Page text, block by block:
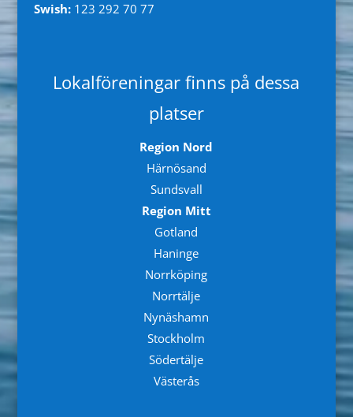
Swish:123 292 70 77
Lokalföreningar finns på dessa
platser
Region Nord
Härnösand
Sundsvall
Region Mitt
Gotland
Haninge
Norrköping
Norrtälje
Nynäshamn
Stockholm
Södertälje
Västerås